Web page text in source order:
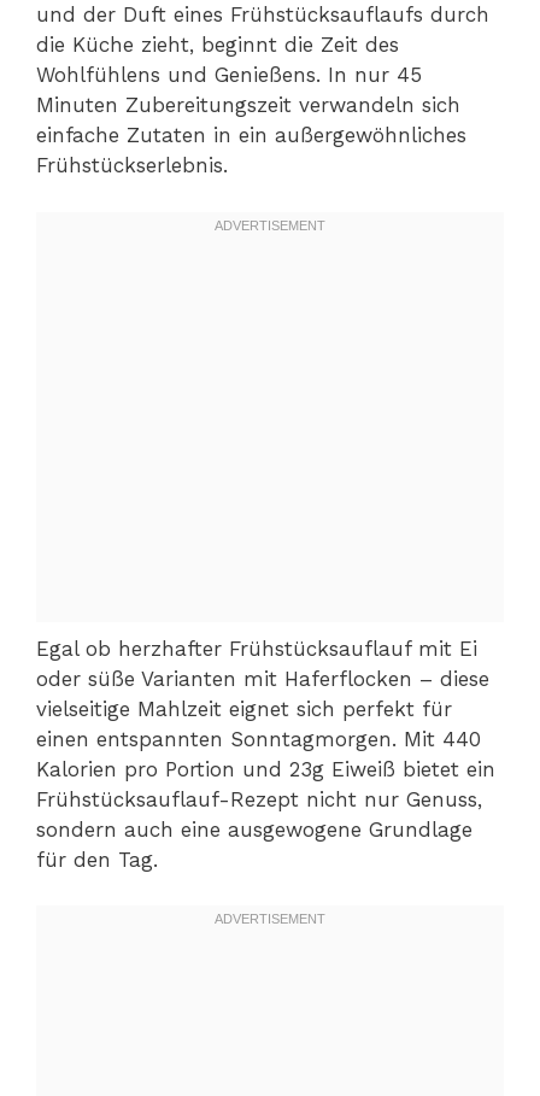
und der Duft eines Frühstücksauflaufs durch
die Küche zieht, beginnt die Zeit des
Wohlfühlens und Genießens. In nur 45
Minuten Zubereitungszeit verwandeln sich
einfache Zutaten in ein außergewöhnliches
Frühstückserlebnis.
Egal ob herzhafter Frühstücksauflauf mit Ei
oder süße Varianten mit Haferflocken – diese
vielseitige Mahlzeit eignet sich perfekt für
einen entspannten Sonntagmorgen. Mit 440
Kalorien pro Portion und 23g Eiweiß bietet ein
Frühstücksauflauf-Rezept nicht nur Genuss,
sondern auch eine ausgewogene Grundlage
für den Tag.